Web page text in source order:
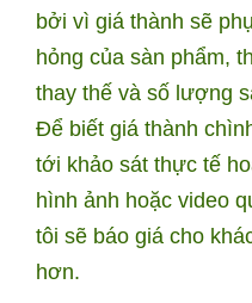
bởi vì giá thành sẽ
hỏng của sàn phẩm,
thay thế và số lượng
Để biết giá thành
tới khảo sát thực tế
hình ảnh hoặc video
tôi sẽ báo giá cho
hơn.